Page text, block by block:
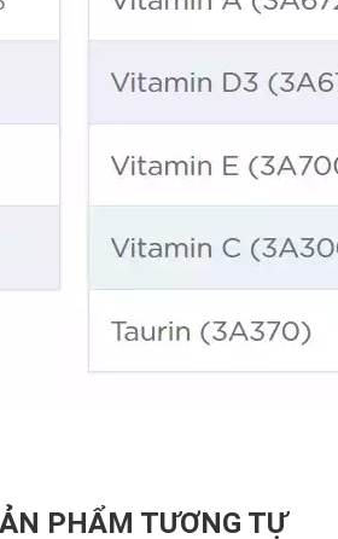
PHẨM TƯƠNG TỰ